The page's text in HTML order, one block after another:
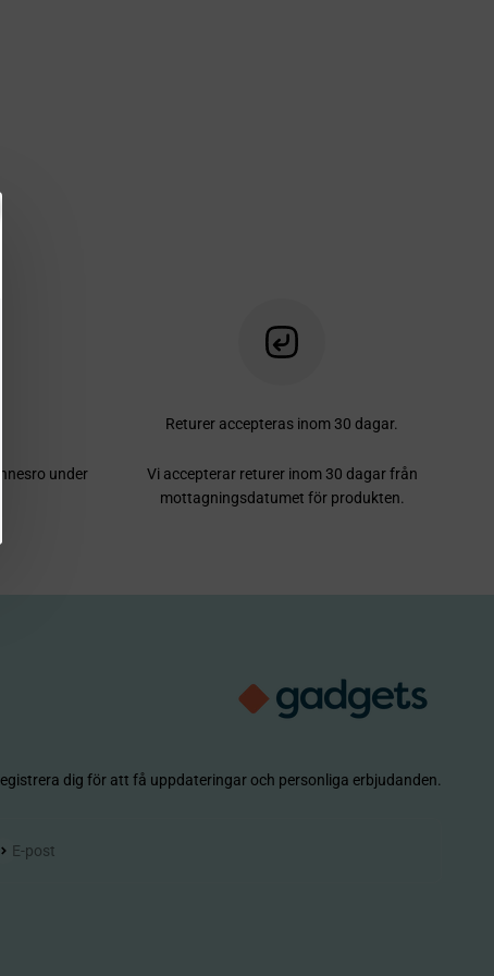
under
Returer accepteras inom 30 dagar.
Vi accepterar returer inom 30 dagar från
mottagningsdatumet för produkten.
dig för att få uppdateringar och personliga erbjudanden.
E-post